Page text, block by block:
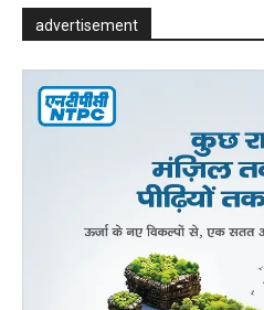
advertisement